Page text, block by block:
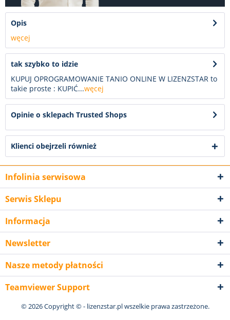
Opis
węcej
tak szybko to idzie
KUPUJ OPROGRAMOWANIE TANIO ONLINE W LIZENZSTAR to
takie proste : KUPIĆ...węcej
Opinie o sklepach Trusted Shops
Klienci obejrzeli również
Infolinia serwisowa
Serwis Sklepu
Informacja
Newsletter
Nasze metody płatności
Teamviewer Support
© 2026 Copyright © - lizenzstar.pl wszelkie prawa zastrzeżone.